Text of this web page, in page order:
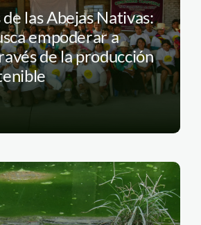
las Abejas Nativas:
empoderar a
de la producción